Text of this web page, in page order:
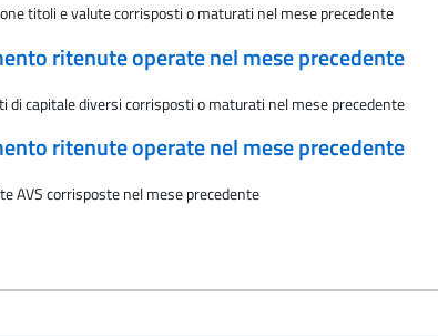
titoli e valute corrisposti o maturati nel mese precedente
ritenute operate nel mese precedente
capitale diversi corrisposti o maturati nel mese precedente
ritenute operate nel mese precedente
AVS corrisposte nel mese precedente